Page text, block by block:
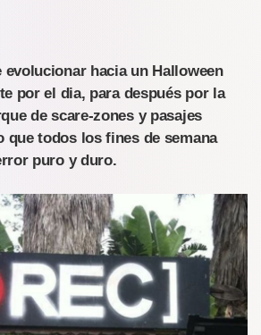
evolucionar hacia un Halloween
por el dia, para después por la
de scare-zones y pasajes
que todos los fines de semana
puro y duro.